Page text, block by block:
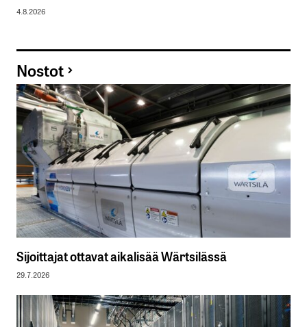
4.8.2026
Nostot
Sijoittajat ottavat aikalisää Wärtsilässä
29.7.2026